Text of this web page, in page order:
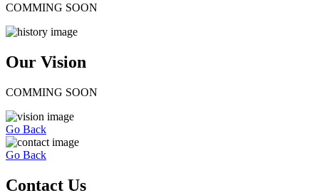
COMMING SOON
Our Vision
COMMING SOON
Go Back
Go Back
Contact Us